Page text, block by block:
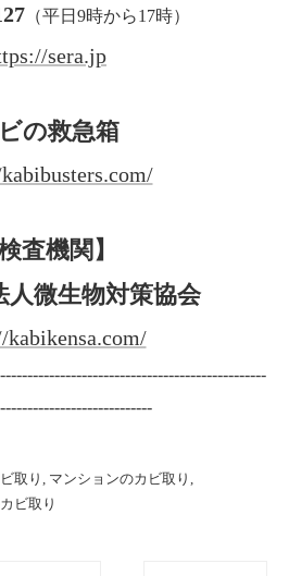
（平日9時から17時）
sera.jp
の救急箱
検査機関】
人微生物対策協会
kabikensa.com/
取り
マンションのカビ取り
ビ取り